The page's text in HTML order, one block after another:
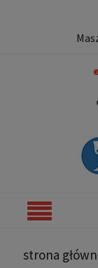
strona